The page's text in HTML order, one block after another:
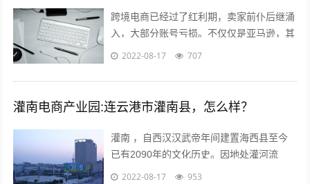
跨境电商已经过了红利期，卖家前仆后继涌
入，大部分账号亏损。不仅仅是亚马逊，其
他平台速卖通 ebay wish等也是如此。 前几
2022-08-17 707
灌南电商产业园:连云港市灌南县，怎么样？
灌南 ，自西汉汉武帝年间建置海西县至今
已有2090年的文化历史。因地处灌河流
域，又因位于灌河之南而得名灌南 ,下辖11
2022-08-17 953